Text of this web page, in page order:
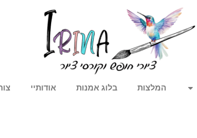
המלצות בלוג אמנות אודותיי